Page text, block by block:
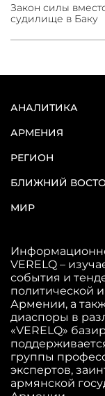
Закон силы
судилище в Баку
АНАЛИТИКА
АРМЕНИЯ
РЕГИОН
БЛИЖНИЙ
МИР
VERELQ –
события и
политической
Армении, а
диаспоры в
«VERELQ»
группы
экспертов,
армянской